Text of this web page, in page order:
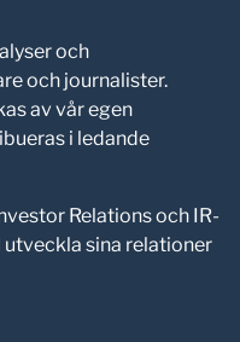
och
och journalister.
av vår egen
i ledande
Relations och IR-
sina relationer